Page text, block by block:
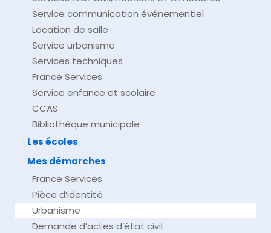
Service communication événementiel
Location de salle
Service urbanisme
Services techniques
France Services
Service enfance et scolaire
CCAS
Bibliothèque municipale
Les écoles
Mes démarches
France Services
Pièce d’identité
Urbanisme
Demande d’actes d’état civil